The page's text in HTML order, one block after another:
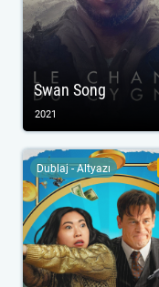
Swan Song
2021
Dublaj - Altyazı